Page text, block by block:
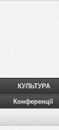
КУЛЬТУРА
Конференції